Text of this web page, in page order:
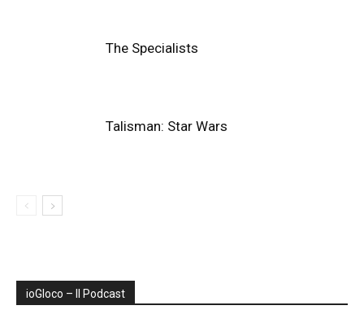
The Specialists
Talisman: Star Wars
ioGIoco – Il Podcast